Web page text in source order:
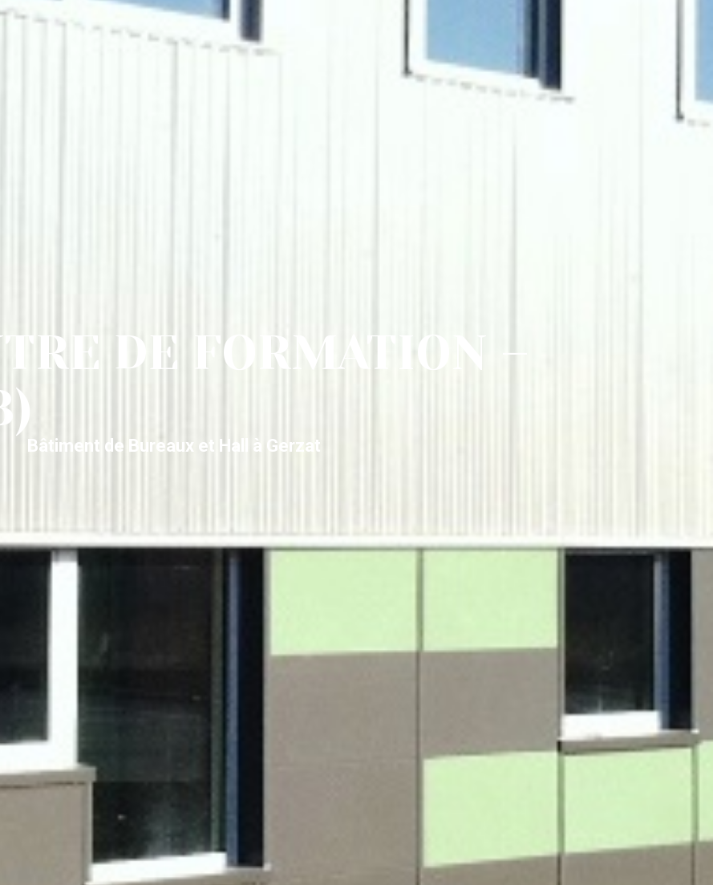
DE FORMATION –
Bâtiment de Bureaux et Hall à Gerzat